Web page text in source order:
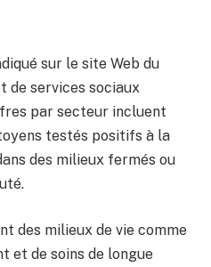
sur le site Web du
de services sociaux
par secteur incluent
testés positifs à la
des milieux fermés ou
des milieux de vie comme
et de soins de longue